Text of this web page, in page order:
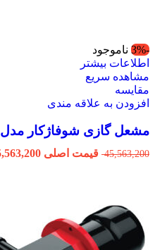
-3%
ناموجود
اطلاعات بیشتر
مشاهده سریع
مقایسه
افزودن به علاقه مندی
مشعل گازی شوفاژکار مدل CKI-G260
45,563,200 قیمت اصلی 45,563,200 تومان بود.